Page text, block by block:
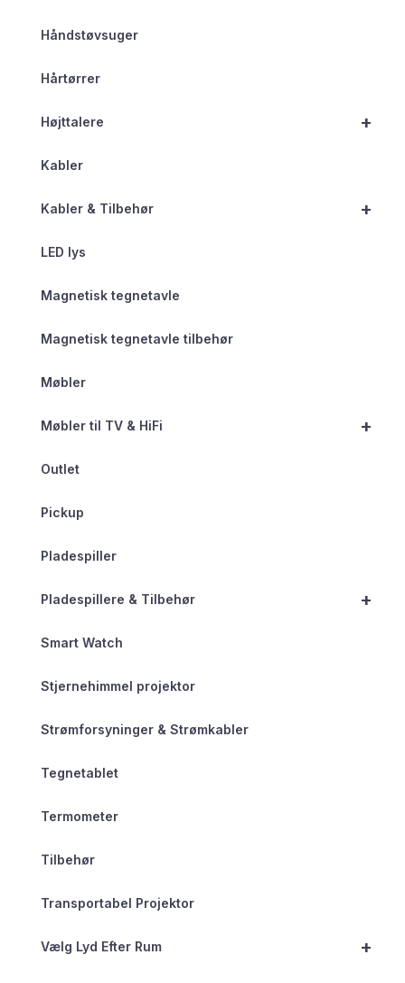
Håndstøvsuger
Hårtørrer
+
Højttalere
Kabler
+
Kabler & Tilbehør
LED lys
Magnetisk tegnetavle
Magnetisk tegnetavle tilbehør
Møbler
+
Møbler til TV & HiFi
Outlet
Pickup
Pladespiller
+
Pladespillere & Tilbehør
Smart Watch
Stjernehimmel projektor
Strømforsyninger & Strømkabler
Tegnetablet
Termometer
Tilbehør
Transportabel Projektor
+
Vælg Lyd Efter Rum